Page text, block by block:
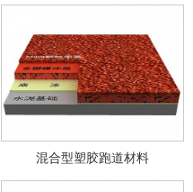
混合型塑胶跑道材料